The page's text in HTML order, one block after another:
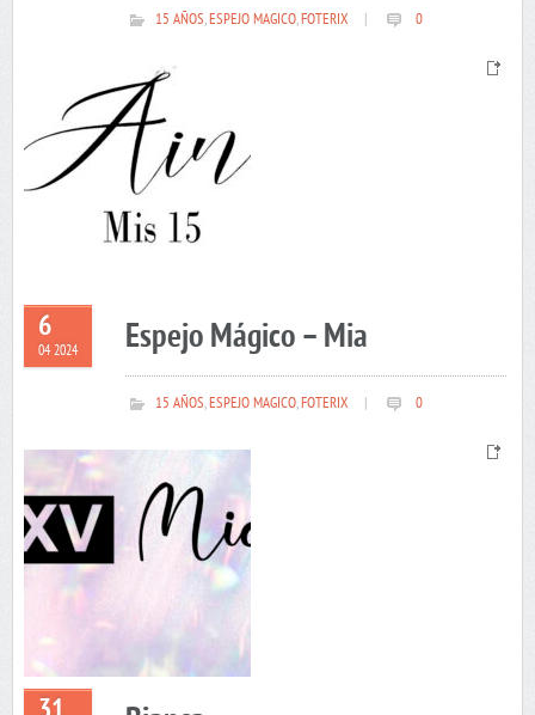
15 AÑOS,ESPEJO MAGICO,FOTERIX 0
6
04 2024 Espejo Mágico – Mia
15 AÑOS,ESPEJO MAGICO,FOTERIX 0